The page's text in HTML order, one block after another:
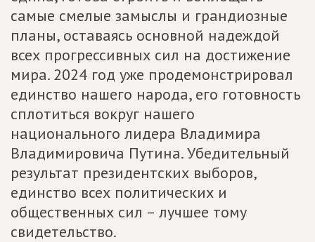
самые смелые замыслы и грандиозные
планы, оставаясь основной надеждой
всех прогрессивных сил на достижение
мира. 2024 год уже продемонстрировал
единство нашего народа, его готовность
сплотиться вокруг нашего
национального лидера Владимира
Владимировича Путина. Убедительный
результат президентских выборов,
единство всех политических и
общественных сил – лучшее тому
свидетельство.